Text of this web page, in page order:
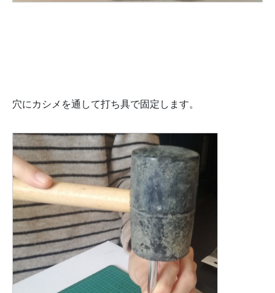
穴にカシメを通して打ち具で固定します。